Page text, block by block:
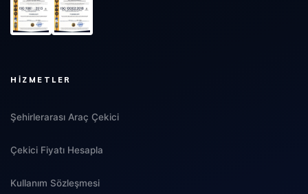
HIZMETLER
Şehirlerarası Araç Çekici
Çekici Fiyatı Hesapla
Kullanım Sözleşmesi